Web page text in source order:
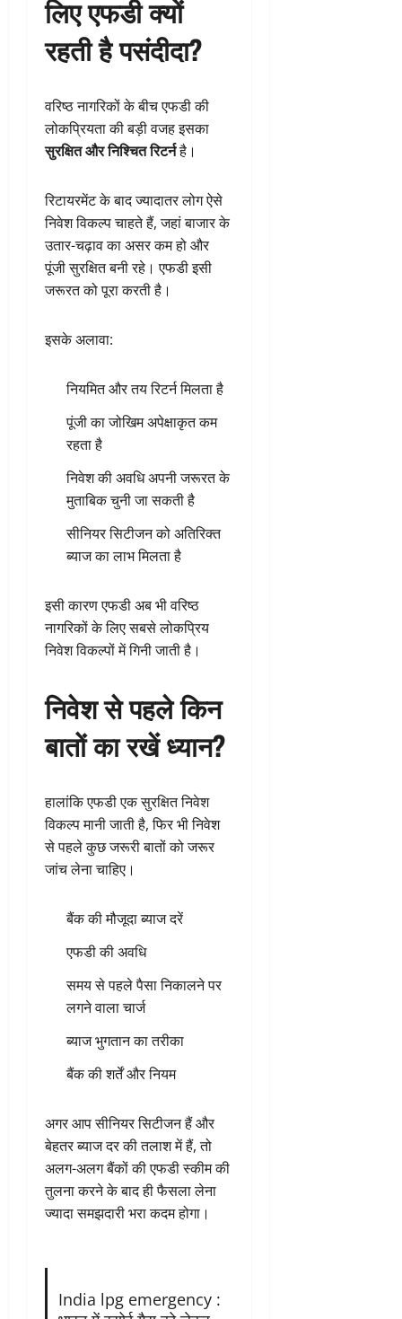
लिए एफडी क्यों
रहती है पसंदीदा?
वरिष्ठ नागरिकों के बीच एफडी की
लोकप्रियता की बड़ी वजह इसका
सुरक्षित और निश्चित रिटर्नहै।
रिटायरमेंट के बाद ज्यादातर लोग ऐसे
निवेश विकल्प चाहते हैं, जहां बाजार के
उतार-चढ़ाव का असर कम हो और
पूंजी सुरक्षित बनी रहे। एफडी इसी
जरूरत को पूरा करती है।
इसके अलावा:
नियमित और तय रिटर्न मिलता है
पूंजी का जोखिम अपेक्षाकृत कम
रहता है
निवेश की अवधि अपनी जरूरत के
मुताबिक चुनी जा सकती है
सीनियर सिटीजन को अतिरिक्त
ब्याज का लाभ मिलता है
इसी कारण एफडी अब भी वरिष्ठ
नागरिकों के लिए सबसे लोकप्रिय
निवेश विकल्पों में गिनी जाती है।
निवेश से पहले किन
बातों का रखें ध्यान?
हालांकि एफडी एक सुरक्षित निवेश
विकल्प मानी जाती है, फिर भी निवेश
से पहले कुछ जरूरी बातों को जरूर
जांच लेना चाहिए।
बैंक की मौजूदा ब्याज दरें
एफडी की अवधि
समय से पहले पैसा निकालने पर
लगने वाला चार्ज
ब्याज भुगतान का तरीका
बैंक की शर्तें और नियम
अगर आप सीनियर सिटीजन हैं और
बेहतर ब्याज दर की तलाश में हैं, तो
अलग-अलग बैंकों की एफडी स्कीम की
तुलना करने के बाद ही फैसला लेना
ज्यादा समझदारी भरा कदम होगा।
India lpg emergency :